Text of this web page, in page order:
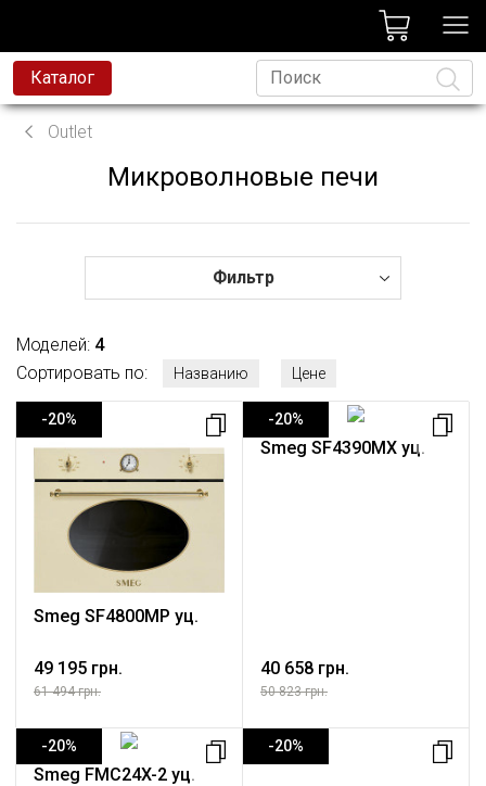
Каталог
техника
техника
и смесители
техника
Outlet
Микроволновые печи
Фильтр
Моделей: 4
Сортировать по:
Названию Цене
-20%
Smeg SF4800MP уц.
49 195 грн.
61 494 грн.
-20%
Smeg SF4390MX уц.
40 658 грн.
50 823 грн.
-20%
Smeg FMC24X-2 уц.
-20%